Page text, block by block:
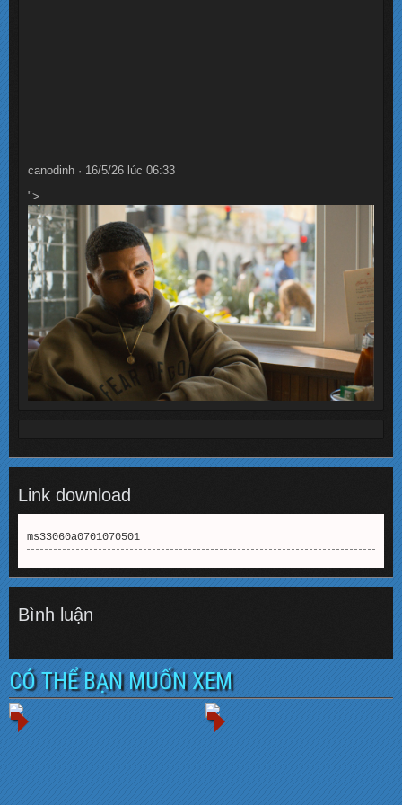
canodinh · 16/5/26 lúc 06:33
">
Link download
ms33060a0701070501
Bình luận
CÓ THỂ BẠN MUỐN XEM